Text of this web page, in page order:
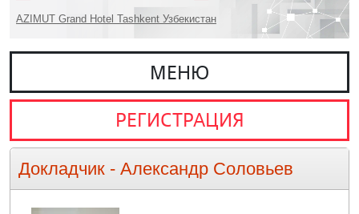
AZIMUT Grand Hotel Tashkent Узбекистан
МЕНЮ
РЕГИСТРАЦИЯ
Докладчик - Александр Соловьев